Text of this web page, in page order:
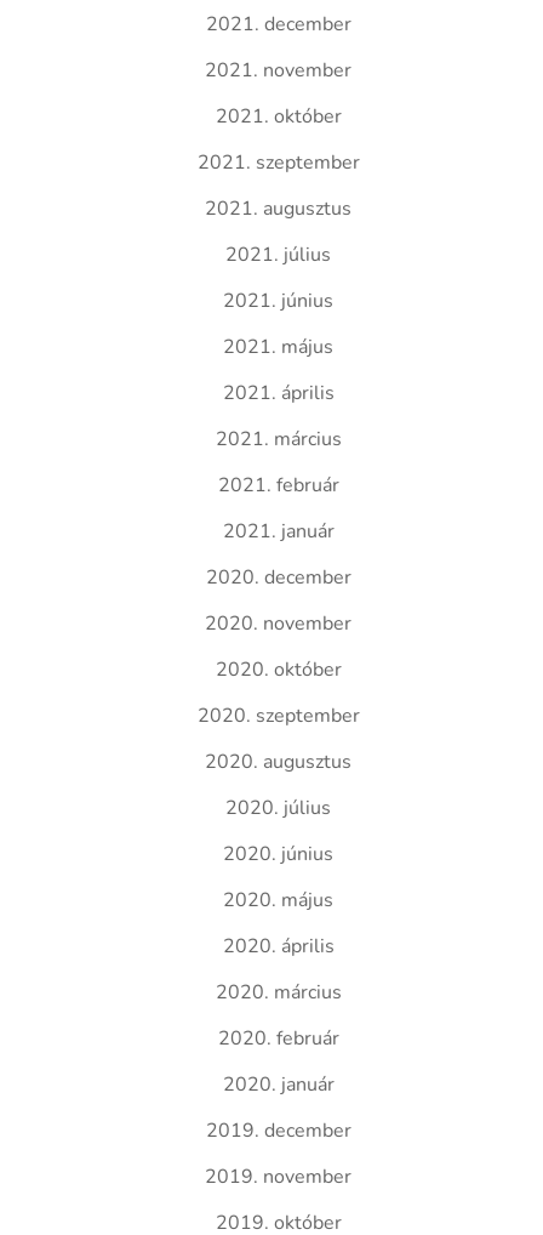
2021. december
2021. november
2021. október
2021. szeptember
2021. augusztus
2021. július
2021. június
2021. május
2021. április
2021. március
2021. február
2021. január
2020. december
2020. november
2020. október
2020. szeptember
2020. augusztus
2020. július
2020. június
2020. május
2020. április
2020. március
2020. február
2020. január
2019. december
2019. november
2019. október